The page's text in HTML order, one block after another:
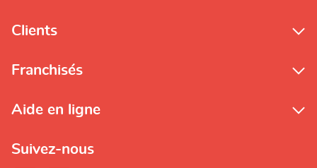
Clients
Franchisés
Aide en ligne
Suivez-nous